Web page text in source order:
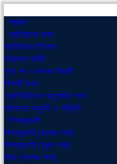
প্রচ্ছদ
প্রতিষ্ঠানের তথ্য
প্রতিষ্ঠানের ইতিহাস
পরিচালনা কমিটি
শূণ্য পদ ও জনবল বিবরণী
শিক্ষার্থী তথ্য
শ্রেণিভিত্তিক অনুমোদিত শাখা
পাঠদানের অনুমতি ও স্বীকৃতি
শিক্ষকমন্ডলী
শিক্ষকমন্ডলী (কলেজ শাখা)
শিক্ষকমন্ডলী (স্কুল শাখা)
স্টাফ (কলেজ শাখা)